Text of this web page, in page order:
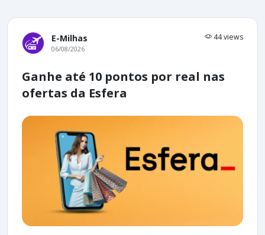
E-Milhas 44 views
06/08/2026
Ganhe até 10 pontos por real nas
ofertas da Esfera